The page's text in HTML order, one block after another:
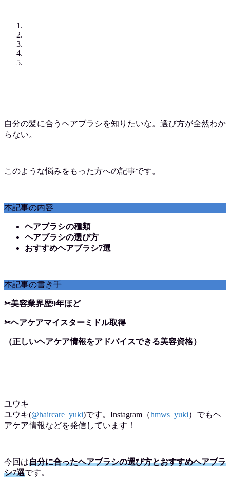
自分の髪に合うヘアブラシを知りたいな。選び方が全然わか
らない。
このような悩みをもった方への記事です。
本記事の内容
ヘアブラシの種類
ヘアブラシの選び方
おすすめヘアブラシ7選
本記事の書き手
✂︎美容業界歴9年ほど
✂︎ヘアケアマイスターミドル取得
（正しいヘアケア情報をアドバイスできる美容資格）
ユウキ
ユウキ(@haircare_yuki)です。Instagram（hmws_yuki）でもヘ
アケア情報などを発信しています！
今回は自分に合ったヘアブラシの選び方とおすすめヘアブラ
シ7選です。